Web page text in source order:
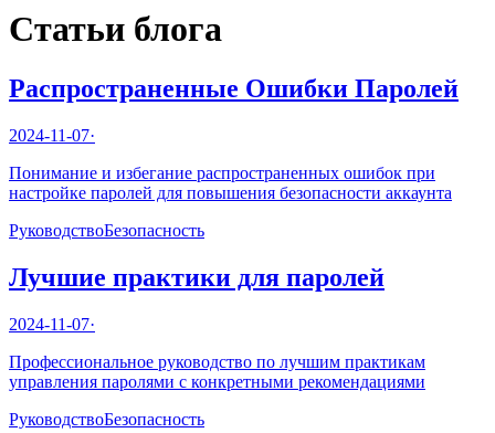
Статьи блога
Распространенные Ошибки Паролей
2024-11-07·
Понимание и избегание распространенных ошибок при
настройке паролей для повышения безопасности аккаунта
РуководствоБезопасность
Лучшие практики для паролей
2024-11-07·
Профессиональное руководство по лучшим практикам
управления паролями с конкретными рекомендациями
РуководствоБезопасность